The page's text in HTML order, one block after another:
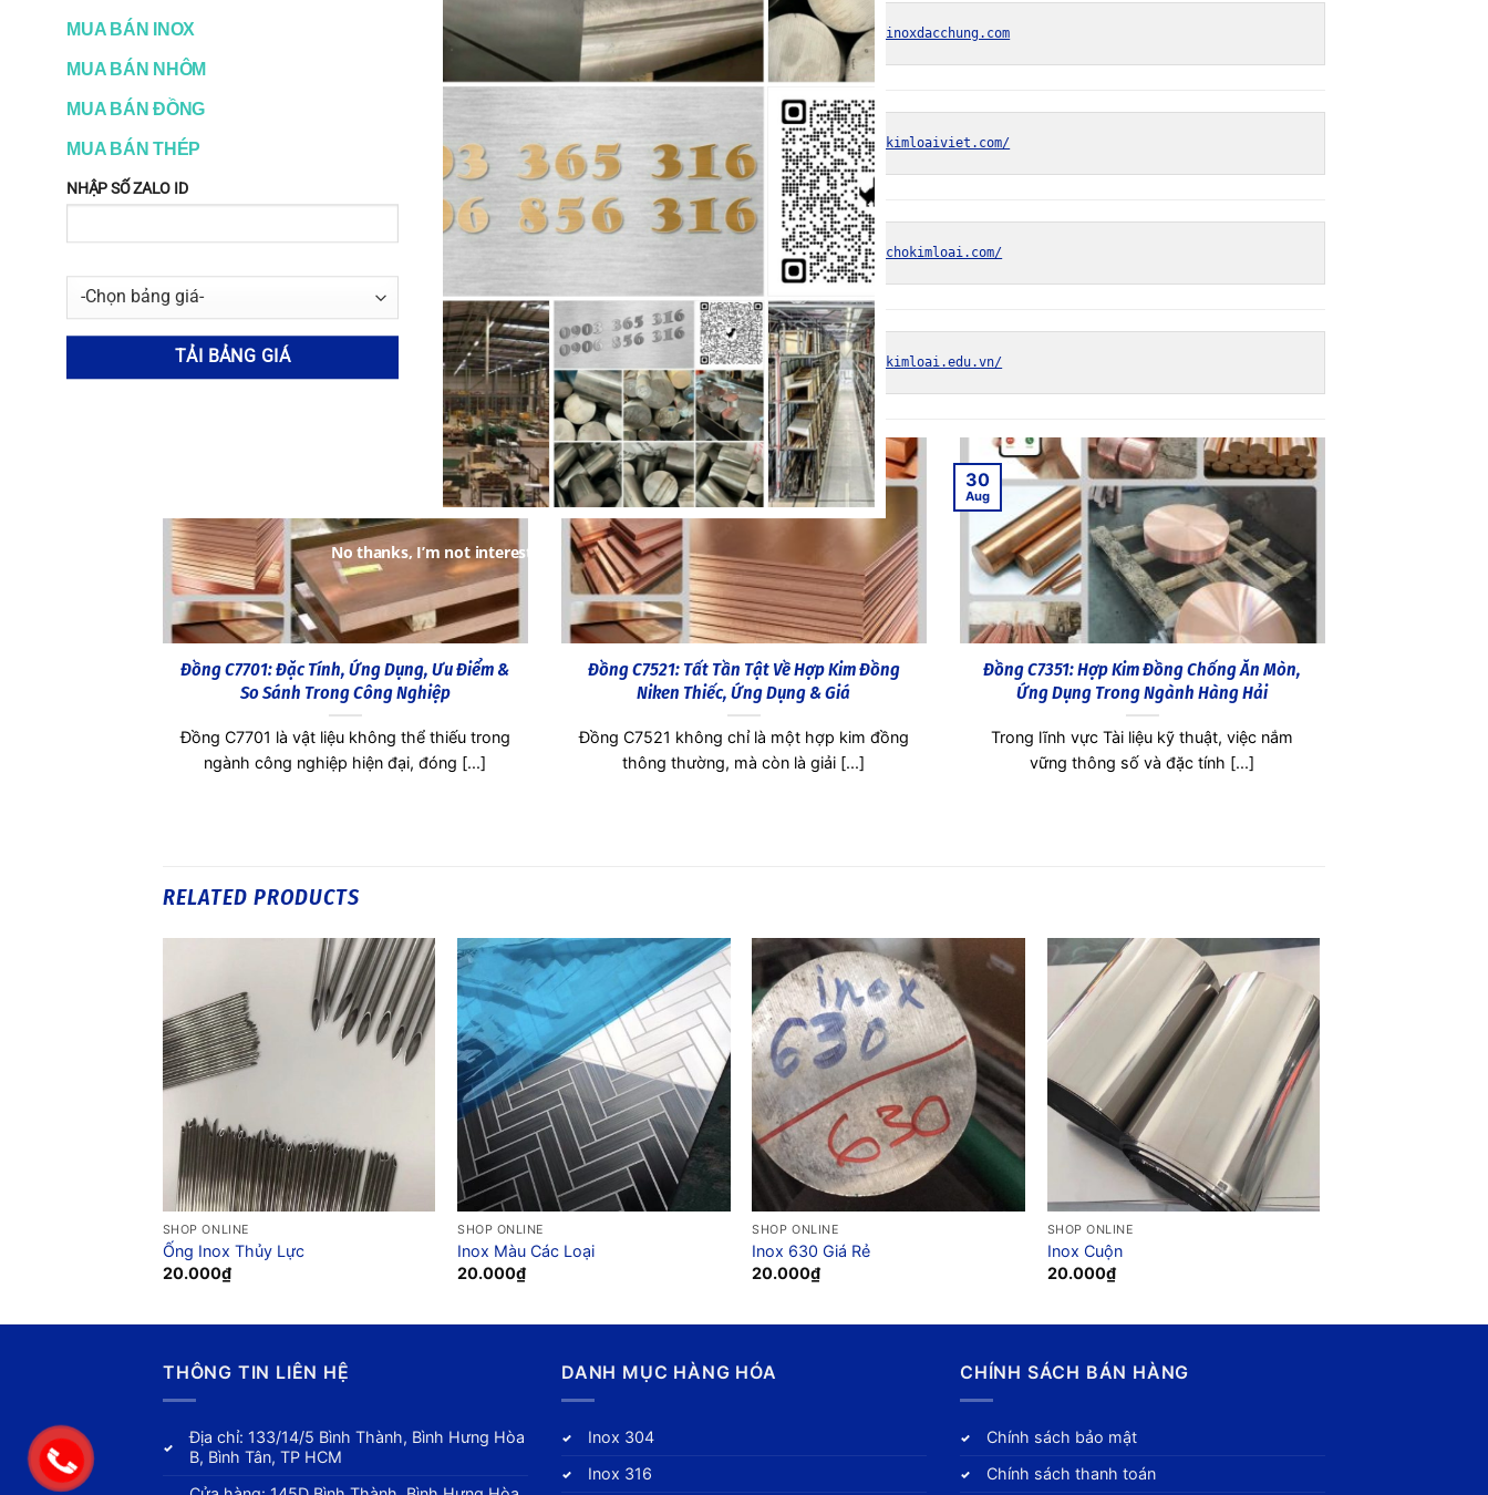
https://www.titaninox.vn/ https://inoxdacchung.com
https://vatlieutitan.vn/ https://kimloaiviet.com/
https://chokimloai.com/
https://www.inox365.vn/ https://kimloai.edu.vn/
Đồng C7150: Khả Năng Chống Ăn Mòn Nước
Biển Vượt Trội, Ứng Dụng Và Báo Giá
Trong ngành công nghiệp hiện đại, việc hiểu
rõ về vật liệu là yếu tố [...]
Đồng C7060: Hợp Kim Chống Ăn Mòn Nước
Biển Cho Ngành Hàng Hải
Trong ngành công nghiệp và xây dựng, đồng
C7060 đóng vai trò then chốt nhờ [...]
30
Aug
Đồng C5441: Hợp Kim, Ứng Dụng, Tính Chất &
So Sánh Với Các Loại Đồng Khác
Trong thế giới kim loại công nghiệp, việc nắm
vững thông tin chi tiết về [...]
30
Aug
RELATED PRODUCTS
SHOP ONLINE
Ống Inox Thủy Lực
20.000₫
SHOP ONLINE
Inox Màu Các Loại
20.000₫
SHOP ONLINE
Inox 630 Giá Rẻ
20.000₫
SHOP ONLINE
Inox Cuộn
20.000₫
THÔNG TIN LIÊN HỆ
Địa chỉ: 133/14/5 Bình Thành, Bình Hưng Hòa
B, Bình Tân, TP HCM
DANH MỤC HÀNG HÓA
Inox 304
Inox 316
CHÍNH SÁCH BÁN HÀNG
Chính sách bảo mật
Chính sách thanh toán
MUA BÁN INOX
MUA BÁN NHÔM
MUA BÁN ĐỒNG
MUA BÁN THÉP
NHẬP SỐ ZALO ID
No thanks, I’m not interested!